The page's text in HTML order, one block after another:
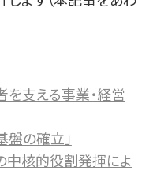
を支える事業・経営
盤の確立」
中核的役割発揮によ